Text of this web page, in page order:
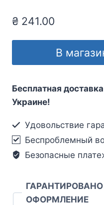
₴ 241.00
В
Бесплатная
Украине!
Удовольствие
Беспроблемный
Безопасные
ОФОРМЛЕНИЕ